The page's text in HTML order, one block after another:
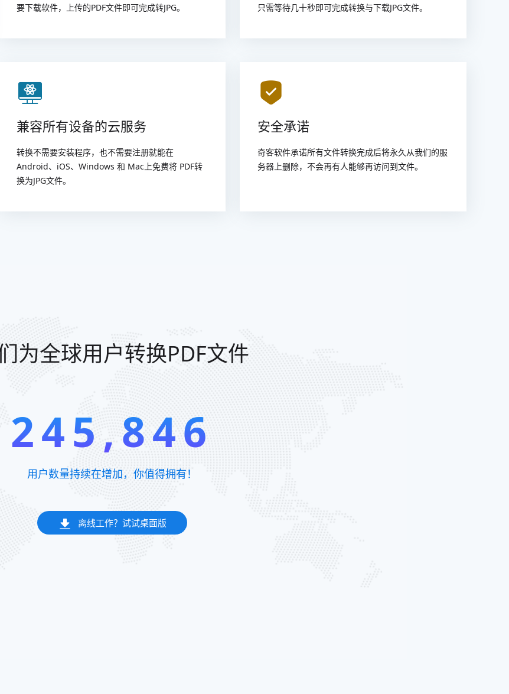
要下载软件，上传的PDF文件即可完成转JPG。
只需等待几十秒即可完成转换与下载JPG文件。
兼容所有设备的云服务
转换不需要安装程序，也不需要注册就能在
Android、iOS、Windows 和 Mac上免费将 PDF转
换为JPG文件。
安全承诺
奇客软件承诺所有文件转换完成后将永久从我们的服
务器上删除，不会再有人能够再访问到文件。
为全球用户转换PDF文件
245,846
用户数量持续在增加，你值得拥有！
离线工作？试试桌面版